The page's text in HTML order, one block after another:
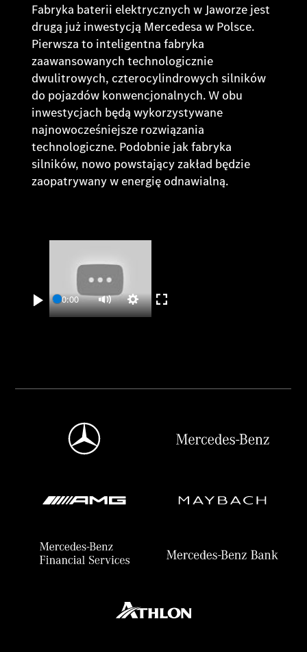
Fabryka baterii elektrycznych w Jaworze jest
drugą już inwestycją Mercedesa w Polsce.
Pierwsza to inteligentna fabryka
zaawansowanych technologicznie
dwulitrowych, czterocylindrowych silników
do pojazdów konwencjonalnych. W obu
inwestycjach będą wykorzystywane
najnowocześniejsze rozwiązania
technologiczne. Podobnie jak fabryka
silników, nowo powstający zakład będzie
zaopatrywany w energię odnawialną.
Play
00:00
Mute Settings